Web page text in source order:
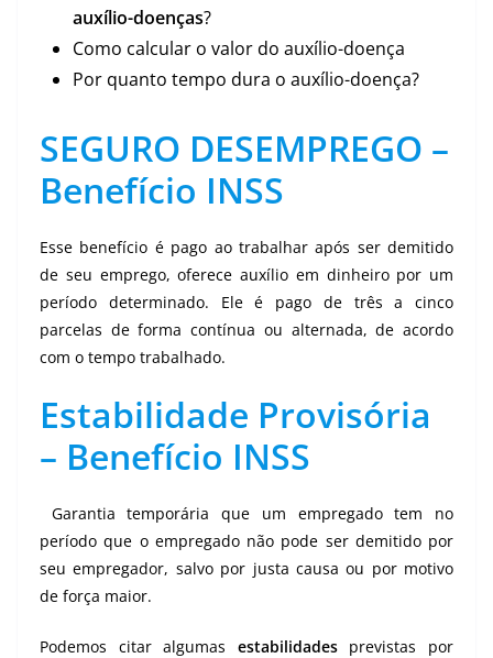
auxílio-doenças?
Como calcular o valor do auxílio-doença
Por quanto tempo dura o auxílio-doença?
SEGURO DESEMPREGO –
Benefício INSS
Esse benefício é pago ao trabalhar após ser demitido
de seu emprego, oferece auxílio em dinheiro por um
período determinado. Ele é pago de três a cinco
parcelas de forma contínua ou alternada, de acordo
com o tempo trabalhado.
Estabilidade Provisória
– Benefício INSS
Garantia temporária que um empregado tem no
período que o empregado não pode ser demitido por
seu empregador, salvo por justa causa ou por motivo
de força maior.
Podemos citar algumas estabilidadesprevistas por